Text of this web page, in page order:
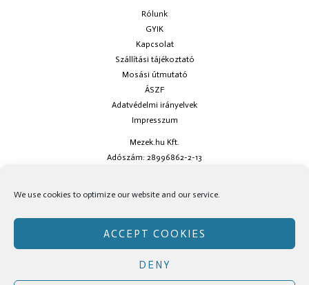
We use cookies to optimize our website and our service.
ACCEPT COOKIES
DENY
Rólunk
GYIK
Kapcsolat
Szállítási tájékoztató
Mosási útmutató
ÁSZF
Adatvédelmi irányelvek
Impresszum
Mezek.hu Kft.
Adószám: 28996862-2-13
social oldalainkon!
Copyright © Mezek.hu 2026 Mezek.hu